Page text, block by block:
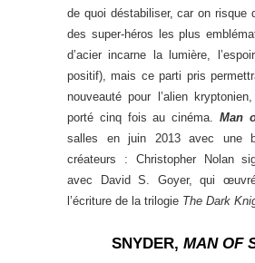
de quoi déstabiliser, car on risque
des super-héros les plus
d’acier incarne la lumière,
positif), mais ce parti pris
nouveauté pour l’alien
porté cinq fois au cinéma. Man
salles en juin 2013 avec une
créateurs : Christopher Nolan
avec David S. Goyer, qui
l’écriture de la trilogie The Dark
SNYDER, MAN OF